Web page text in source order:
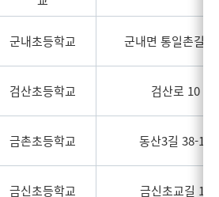
군내초등학교 군내면 통일촌길
검산초등학교 검산로 10
금촌초등학교 동산3길 38-11
금신초등학교 금신초교길 10